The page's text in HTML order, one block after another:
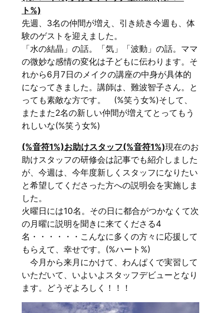
ト%)
先週、3名の仲間が増え、引き続き今週も、体
験のゲストを迎えました。
「水の結晶」の話。「気」「波動」の話。ママ
の微妙な感情の変化は子どもに伝わります。そ
れから6月7日のメイクの講座の中身が具体的
になってきました。講師は、難波智子さん。と
っても素敵な方です。 (%笑う女%)そして、
またまた2名の新しい仲間が増えてとってもう
れしいな(%笑う女%)
(%音符1%)お助けスタッフ(%音符1%)現在のお
助けスタッフの研修会は記事でも紹介しました
が、今週は、今年度新しくスタッフになりたい
と希望してくださった方への説明会を実施しま
した。
火曜日には10名。その日に都合がつかなくて次
の月曜に説明を聞きに来てくださる4
名・・・・・・こんなに多くの方々に応援して
もらえて、幸せです。(%ハート%)
今月から来月にかけて、わんぱくで実習して
いただいて、いよいよスタッフデビューとなり
ます。どうぞよろしく！！！